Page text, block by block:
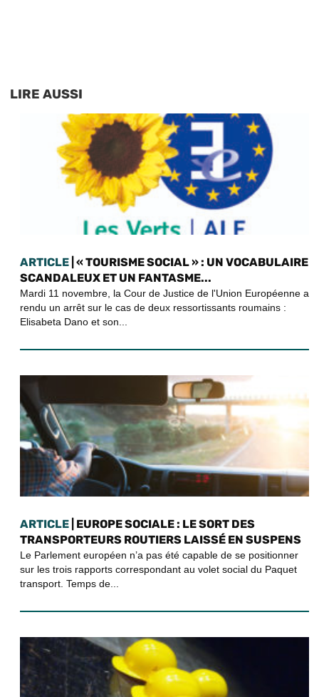
LIRE AUSSI
ARTICLE | « TOURISME SOCIAL » : UN VOCABULAIRE
SCANDALEUX ET UN FANTASME...
Mardi 11 novembre, la Cour de Justice de l'Union Européenne a
rendu un arrêt sur le cas de deux ressortissants roumains :
Elisabeta Dano et son...
ARTICLE | EUROPE SOCIALE : LE SORT DES
TRANSPORTEURS ROUTIERS LAISSÉ EN SUSPENS
Le Parlement européen n’a pas été capable de se positionner
sur les trois rapports correspondant au volet social du Paquet
transport. Temps de...